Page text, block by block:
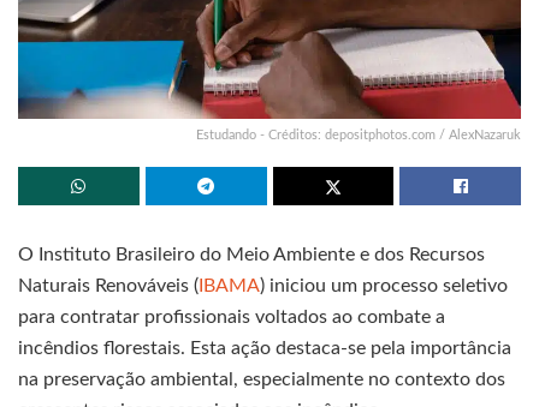
Estudando - Créditos: depositphotos.com / AlexNazaruk
O Instituto Brasileiro do Meio Ambiente e dos Recursos
Naturais Renováveis ( IBAMA) iniciou um processo seletivo
para contratar profissionais voltados ao combate a
incêndios florestais. Esta ação destaca-se pela importância
na preservação ambiental, especialmente no contexto dos